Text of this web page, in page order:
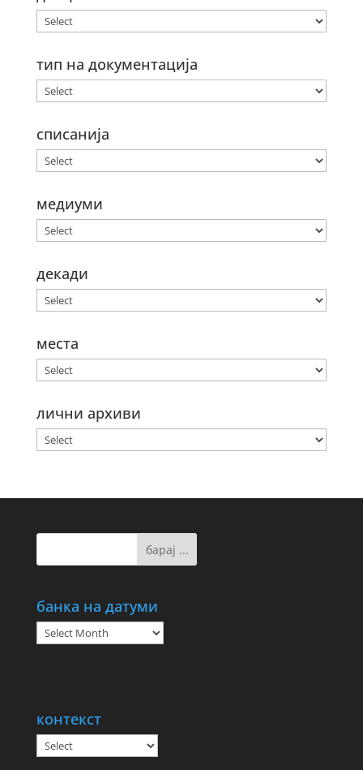
тип на документација
списанија
медиуми
декади
места
лични архиви
банка на датуми
банка
на
контекст